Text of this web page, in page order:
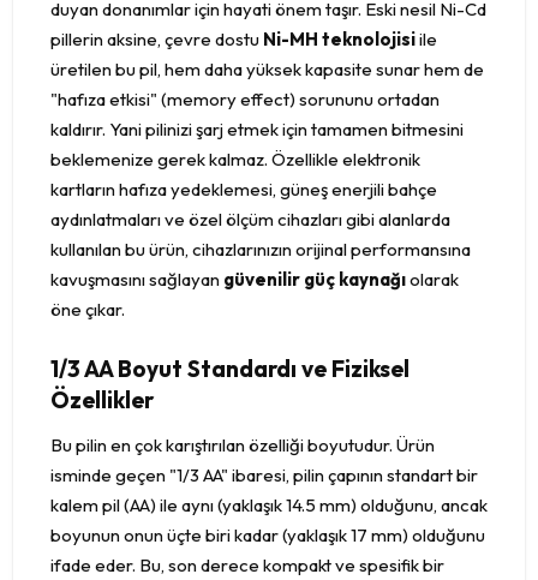
duyan donanımlar için hayati önem taşır. Eski nesil Ni-Cd
pillerin aksine, çevre dostu Ni-MH teknolojisiile
üretilen bu pil, hem daha yüksek kapasite sunar hem de
"hafıza etkisi" (memory effect) sorununu ortadan
kaldırır. Yani pilinizi şarj etmek için tamamen bitmesini
beklemenize gerek kalmaz. Özellikle elektronik
kartların hafıza yedeklemesi, güneş enerjili bahçe
aydınlatmaları ve özel ölçüm cihazları gibi alanlarda
kullanılan bu ürün, cihazlarınızın orijinal performansına
kavuşmasını sağlayan güvenilir güç kaynağıolarak
öne çıkar.
1/3 AA Boyut Standardı ve Fiziksel
Özellikler
Bu pilin en çok karıştırılan özelliği boyutudur. Ürün
isminde geçen "1/3 AA" ibaresi, pilin çapının standart bir
kalem pil (AA) ile aynı (yaklaşık 14.5 mm) olduğunu, ancak
boyunun onun üçte biri kadar (yaklaşık 17 mm) olduğunu
ifade eder. Bu, son derece kompakt ve spesifik bir